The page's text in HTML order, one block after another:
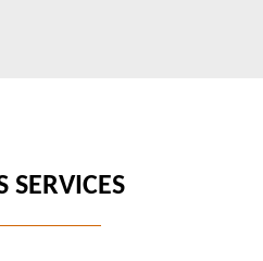
SERVICES